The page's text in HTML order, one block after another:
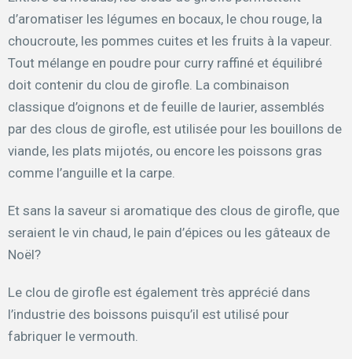
d’aromatiser les légumes en bocaux, le chou rouge, la
choucroute, les pommes cuites et les fruits à la vapeur.
Tout mélange en poudre pour curry raffiné et équilibré
doit contenir du clou de girofle. La combinaison
classique d’oignons et de feuille de laurier, assemblés
par des clous de girofle, est utilisée pour les bouillons de
viande, les plats mijotés, ou encore les poissons gras
comme l’anguille et la carpe.
Et sans la saveur si aromatique des clous de girofle, que
seraient le vin chaud, le pain d’épices ou les gâteaux de
Noël?
Le clou de girofle est également très apprécié dans
l’industrie des boissons puisqu’il est utilisé pour
fabriquer le vermouth.